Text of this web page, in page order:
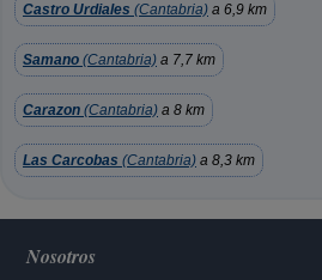
Castro Urdiales (Cantabria) a 6,9 km
Samano (Cantabria) a 7,7 km
Carazon (Cantabria) a 8 km
Las Carcobas (Cantabria) a 8,3 km
Nosotros